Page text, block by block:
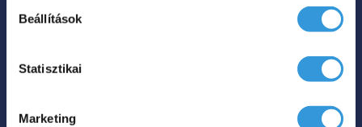
Beállítások
Statisztikai
Marketing
000 Ft
terméknek
variációja